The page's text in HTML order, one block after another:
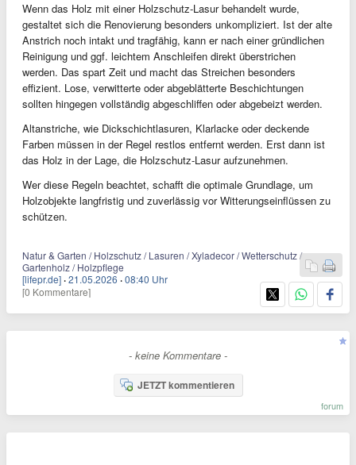
Wenn das Holz mit einer Holzschutz-Lasur behandelt wurde,
gestaltet sich die Renovierung besonders unkompliziert. Ist der alte
Anstrich noch intakt und tragfähig, kann er nach einer gründlichen
Reinigung und ggf. leichtem Anschleifen direkt überstrichen
werden. Das spart Zeit und macht das Streichen besonders
effizient. Lose, verwitterte oder abgeblätterte Beschichtungen
sollten hingegen vollständig abgeschliffen oder abgebeizt werden.
Altanstriche, wie Dickschichtlasuren, Klarlacke oder deckende
Farben müssen in der Regel restlos entfernt werden. Erst dann ist
das Holz in der Lage, die Holzschutz-Lasur aufzunehmen.
Wer diese Regeln beachtet, schafft die optimale Grundlage, um
Holzobjekte langfristig und zuverlässig vor Witterungseinflüssen zu
schützen.
Natur & Garten / Holzschutz / Lasuren / Xyladecor / Wetterschutz /
Gartenholz / Holzpflege
[lifepr.de] ·21.05.2026 ·08:40 Uhr
[0 Kommentare]
- keine Kommentare -
JETZT kommentieren
forum